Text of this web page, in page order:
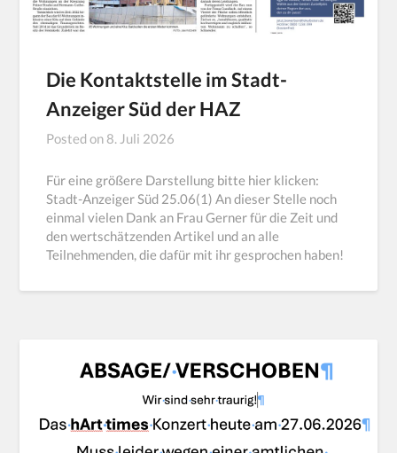
Die Kontaktstelle im Stadt-
Anzeiger Süd der HAZ
Posted on 8. Juli 2026
Für eine größere Darstellung bitte hier klicken:
Stadt-Anzeiger Süd 25.06(1) An dieser Stelle noch
einmal vielen Dank an Frau Gerner für die Zeit und
den wertschätzenden Artikel und an alle
Teilnehmenden, die dafür mit ihr gesprochen haben!